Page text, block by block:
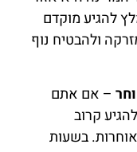
להגיע מוקדם
ולהבטיח נוף
– אם אתם
קרוב
בשעות